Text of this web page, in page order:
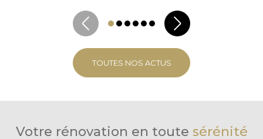
TOUTES NOS ACTUS
Votre rénovation en toute sérénité